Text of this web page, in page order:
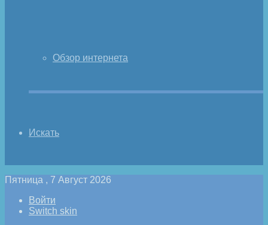
Обзор интернета
Искать
Пятница , 7 Август 2026
Войти
Switch skin